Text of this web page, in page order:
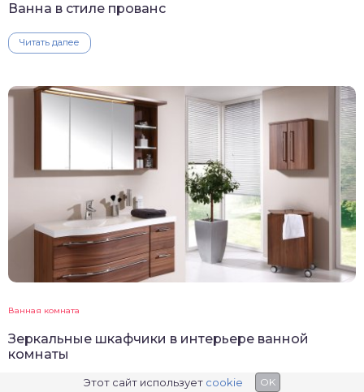
Ванна в стиле прованс
Читать далее
Ванная комната
Зеркальные шкафчики в интерьере ванной
комнаты
Этот сайт использует cookie OK